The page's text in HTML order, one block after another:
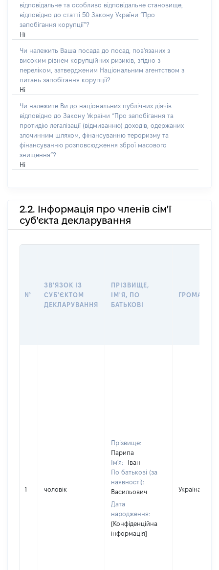
відповідальне та особливо відповідальне становище,
відповідно до статті 50 Закону України “Про
запобігання корупції”?
Ні
Чи належить Ваша посада до посад, пов'язаних з
високим рівнем корупційних ризиків, згідно з
переліком, затвердженим Національним агентством з
питань запобігання корупції?
Ні
Чи належите Ви до національних публічних діячів
відповідно до Закону України “Про запобігання та
протидію легалізації (відмиванню) доходів, одержаних
злочинним шляхом, фінансуванню тероризму та
фінансуванню розповсюдження зброї масового
знищення”?
Ні
2.2. Інформація про членів сім'ї
суб'єкта декларування
№
ЗВ'ЯЗОК ІЗ
СУБ'ЄКТОМ
ДЕКЛАРУВАННЯ
ПРІЗВИЩЕ,
ІМ'Я, ПО
БАТЬКОВІ
1 чоловік
Прізвище:
Парипа
Ім'я:
Іван
По батькові (за
наявності):
Васильович
Дата
народження:
[Конфіденційна
інформація]
Україна